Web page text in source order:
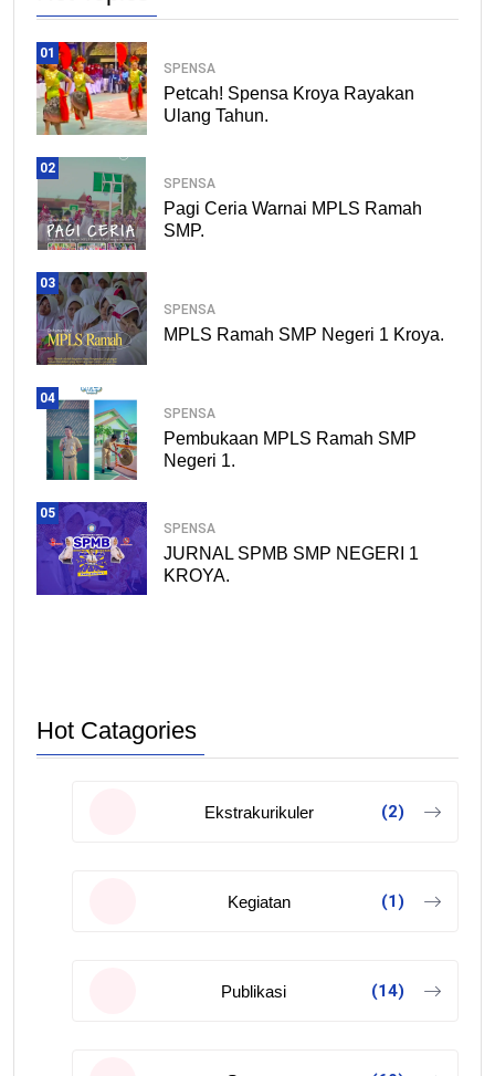
01
SPENSA
Petcah! Spensa Kroya Rayakan
Ulang Tahun.
02
SPENSA
Pagi Ceria Warnai MPLS Ramah
SMP.
03
SPENSA
MPLS Ramah SMP Negeri 1 Kroya.
04
SPENSA
Pembukaan MPLS Ramah SMP
Negeri 1.
05
SPENSA
JURNAL SPMB SMP NEGERI 1
KROYA.
Hot Catagories
Ekstrakurikuler (2)
Kegiatan (1)
Publikasi (14)